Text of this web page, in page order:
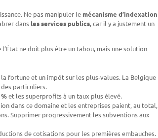
Ne pas manipuler le mécanisme d’indexation
dans les services publics, car il y a justement un
ne doit plus être un tabou, mais une solution
fortune et un impôt sur les plus-values. La Belgique
des particuliers.
et les superprofits à un taux plus élevé.
dans ce domaine et les entreprises paient, au total,
Supprimer progressivement les subventions aux
de cotisations pour les premières embauches.